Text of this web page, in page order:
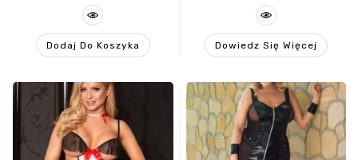
Dodaj Do Koszyka Dowiedz Się Więcej